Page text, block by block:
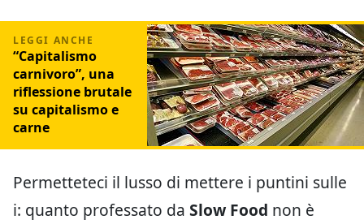
“Capitalismo
carnivoro”, una
riflessione brutale
su capitalismo e
carne
Permetteteci il lusso di mettere i puntini sulle
i: quanto professato da Slow Food non è